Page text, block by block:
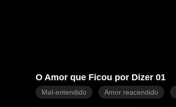
O Amor que Ficou por Dizer 01
Mal-entendido Amor reacendido